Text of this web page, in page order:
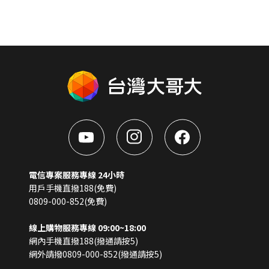
電信專案服務專線 24小時
用戶手機直撥188(免費)
0809-000-852(免費)
線上購物服務專線 09:00~18:00
網內手機直撥188(撥通請按5)
網外請撥0809-000-852(撥通請按5)